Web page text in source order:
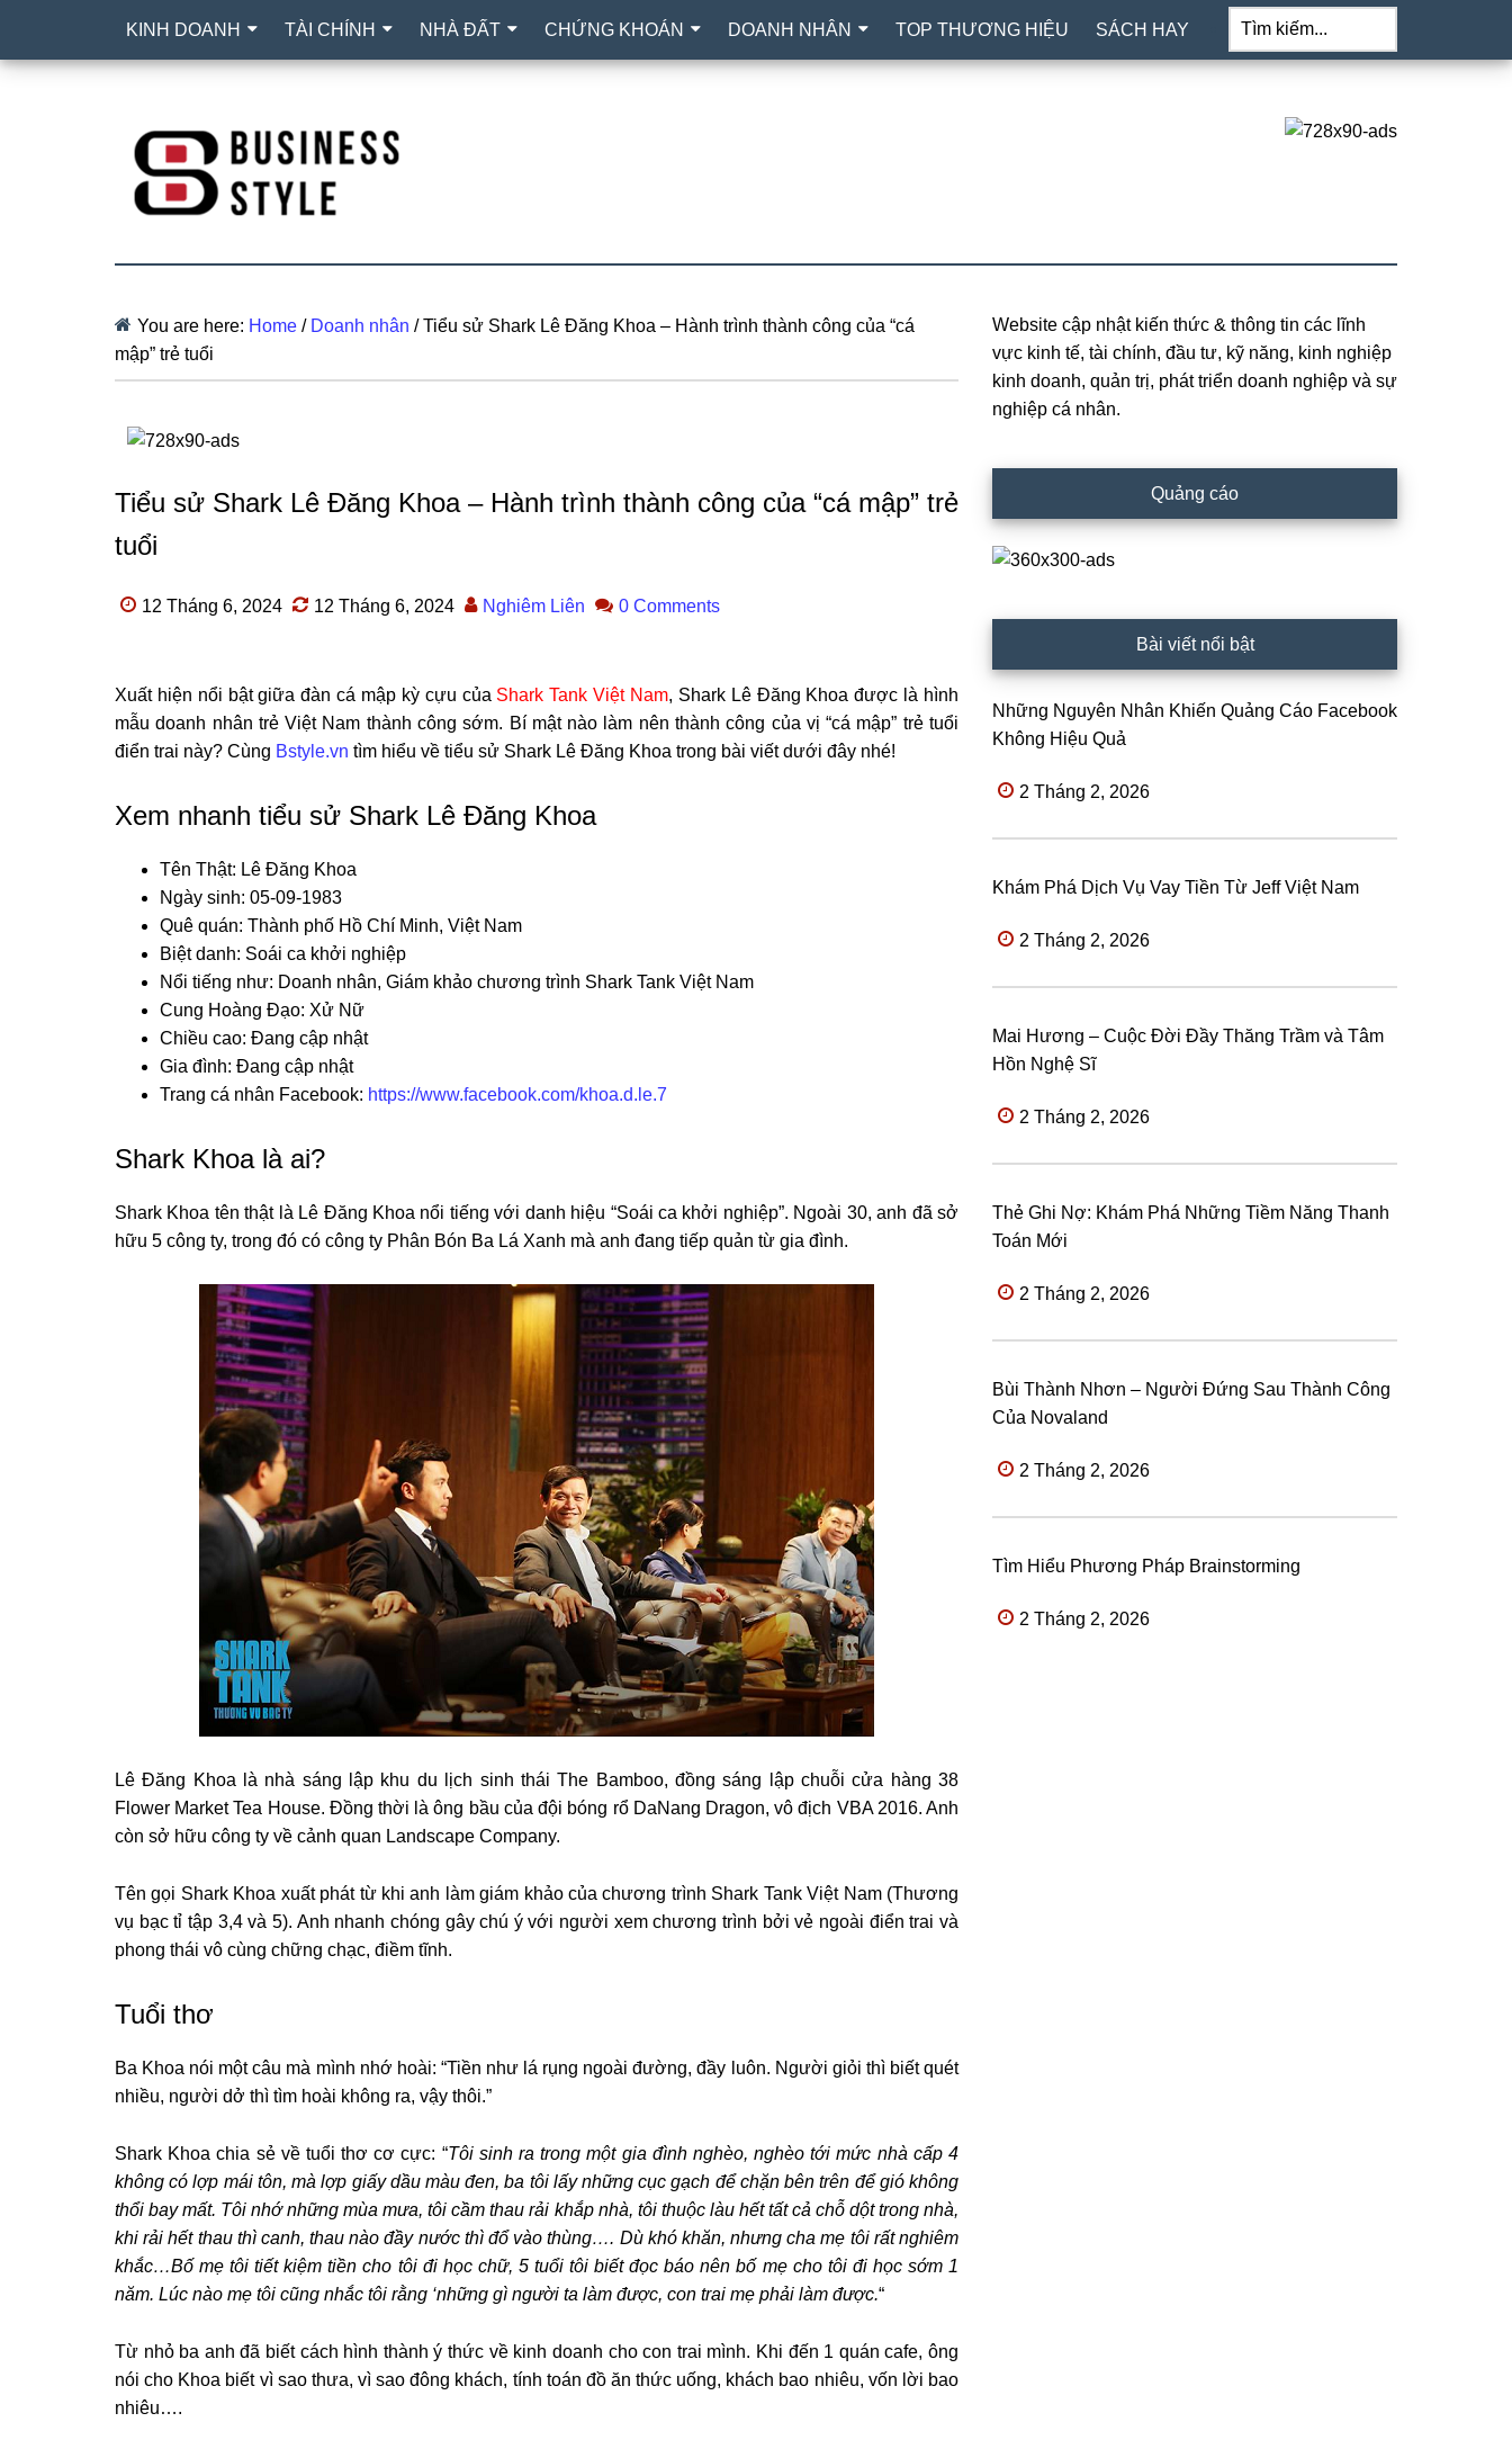
KINH DOANH TÀI CHÍNH NHÀ ĐẤT CHỨNG KHOÁN DOANH NHÂN TOP THƯƠNG HIỆU SÁCH HAY
Tìm
kiếm...
You are here: Home / Doanh nhân /Tiểu sử Shark Lê Đăng Khoa – Hành trình thành công của “cá
mập” trẻ tuổi
Tiểu sử Shark Lê Đăng Khoa – Hành trình thành công của “cá mập” trẻ
tuổi
12 Tháng 6, 2024 12 Tháng 6, 2024 Nghiêm Liên 0 Comments
Xuất hiện nổi bật giữa đàn cá mập kỳ cựu của Shark Tank Việt Nam, Shark Lê Đăng Khoa được là hình
mẫu doanh nhân trẻ Việt Nam thành công sớm. Bí mật nào làm nên thành công của vị “cá mập” trẻ tuổi
điển trai này? Cùng Bstyle.vn tìm hiểu về tiểu sử Shark Lê Đăng Khoa trong bài viết dưới đây nhé!
Xem nhanh tiểu sử Shark Lê Đăng Khoa
Tên Thật: Lê Đăng Khoa
Ngày sinh: 05-09-1983
Quê quán: Thành phố Hồ Chí Minh, Việt Nam
Biệt danh: Soái ca khởi nghiệp
Nổi tiếng như: Doanh nhân, Giám khảo chương trình Shark Tank Việt Nam
Cung Hoàng Đạo: Xử Nữ
Chiều cao: Đang cập nhật
Gia đình: Đang cập nhật
Trang cá nhân Facebook: https://www.facebook.com/khoa.d.le.7
Shark Khoa là ai?
Shark Khoa tên thật là Lê Đăng Khoa nổi tiếng với danh hiệu “Soái ca khởi nghiệp”. Ngoài 30, anh đã sở
hữu 5 công ty, trong đó có công ty Phân Bón Ba Lá Xanh mà anh đang tiếp quản từ gia đình.
Lê Đăng Khoa là nhà sáng lập khu du lịch sinh thái The Bamboo, đồng sáng lập chuỗi cửa hàng 38
Flower Market Tea House. Đồng thời là ông bầu của đội bóng rổ DaNang Dragon, vô địch VBA 2016. Anh
còn sở hữu công ty về cảnh quan Landscape Company.
Tên gọi Shark Khoa xuất phát từ khi anh làm giám khảo của chương trình Shark Tank Việt Nam (Thương
vụ bạc tỉ tập 3,4 và 5). Anh nhanh chóng gây chú ý với người xem chương trình bởi vẻ ngoài điển trai và
phong thái vô cùng chững chạc, điềm tĩnh.
Tuổi thơ
Ba Khoa nói một câu mà mình nhớ hoài: “Tiền như lá rụng ngoài đường, đầy luôn. Người giỏi thì biết quét
nhiều, người dở thì tìm hoài không ra, vậy thôi.”
Shark Khoa chia sẻ về tuổi thơ cơ cực: “Tôi sinh ra trong một gia đình nghèo, nghèo tới mức nhà cấp 4
không có lợp mái tôn, mà lợp giấy dầu màu đen, ba tôi lấy những cục gạch để chặn bên trên để gió không
thổi bay mất. Tôi nhớ những mùa mưa, tôi cầm thau rải khắp nhà, tôi thuộc làu hết tất cả chỗ dột trong nhà,
khi rải hết thau thì canh, thau nào đầy nước thì đổ vào thùng…. Dù khó khăn, nhưng cha mẹ tôi rất nghiêm
khắc…Bố mẹ tôi tiết kiệm tiền cho tôi đi học chữ, 5 tuổi tôi biết đọc báo nên bố mẹ cho tôi đi học sớm 1
năm. Lúc nào mẹ tôi cũng nhắc tôi rằng ‘những gì người ta làm được, con trai mẹ phải làm được.“
Từ nhỏ ba anh đã biết cách hình thành ý thức về kinh doanh cho con trai mình. Khi đến 1 quán cafe, ông
nói cho Khoa biết vì sao thưa, vì sao đông khách, tính toán đồ ăn thức uống, khách bao nhiêu, vốn lời bao
nhiêu….
Primary
Sidebar
Website cập nhật kiến thức & thông tin các lĩnh
vực kinh tế, tài chính, đầu tư, kỹ năng, kinh nghiệp
kinh doanh, quản trị, phát triển doanh nghiệp và sự
nghiệp cá nhân.
Quảng cáo
Bài viết nổi bật
Những Nguyên Nhân Khiến Quảng Cáo Facebook
Không Hiệu Quả
2 Tháng 2, 2026
Khám Phá Dịch Vụ Vay Tiền Từ Jeff Việt Nam
2 Tháng 2, 2026
Mai Hương – Cuộc Đời Đầy Thăng Trầm và Tâm
Hồn Nghệ Sĩ
2 Tháng 2, 2026
Thẻ Ghi Nợ: Khám Phá Những Tiềm Năng Thanh
Toán Mới
2 Tháng 2, 2026
Bùi Thành Nhơn – Người Đứng Sau Thành Công
Của Novaland
2 Tháng 2, 2026
Tìm Hiểu Phương Pháp Brainstorming
2 Tháng 2, 2026